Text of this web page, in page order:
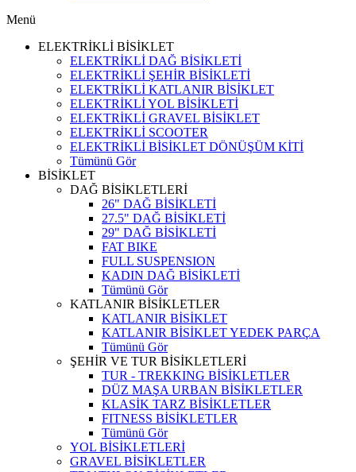
Menü
ELEKTRİKLİ BİSİKLET
ELEKTRİKLİ DAĞ BİSİKLETİ
ELEKTRİKLİ ŞEHİR BİSİKLETİ
ELEKTRİKLİ KATLANIR BİSİKLET
ELEKTRİKLİ YOL BİSİKLETİ
ELEKTRİKLİ GRAVEL BİSİKLET
ELEKTRİKLİ SCOOTER
ELEKTRİKLİ BİSİKLET DÖNÜŞÜM KİTİ
Tümünü Gör
BİSİKLET
DAĞ BİSİKLETLERİ
26" DAĞ BİSİKLETİ
27.5" DAĞ BİSİKLETİ
29" DAĞ BİSİKLETİ
FAT BIKE
FULL SUSPENSION
KADIN DAĞ BİSİKLETİ
Tümünü Gör
KATLANIR BİSİKLETLER
KATLANIR BİSİKLET
KATLANIR BİSİKLET YEDEK PARÇA
Tümünü Gör
ŞEHİR VE TUR BİSİKLETLERİ
TUR - TREKKING BİSİKLETLER
DÜZ MAŞA URBAN BİSİKLETLER
KLASİK TARZ BİSİKLETLER
FITNESS BİSİKLETLER
Tümünü Gör
YOL BİSİKLETLERİ
GRAVEL BİSİKLETLER